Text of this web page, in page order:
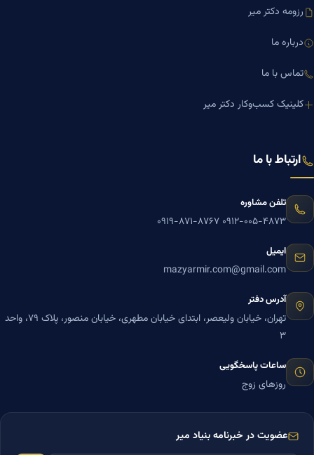
رزومه دکتر میر
درباره ما
تماس با ما
کلینیک کسب‌وکار دکتر میر
ارتباط با ما
تلفن مشاوره
۰۹۱۲-۰۰۵-۴۸۷۳ ۰۹۱۹-۸۷۱-۸۷۶۷
ایمیل
mazyarmir.com@gmail.com
آدرس دفتر
تهران، خیابان ولیعصر، ابتدای خیابان مطهری، خیابان منصور، پلاک ۷۹، واحد
۳
ساعات پاسخگویی
روزهای زوج
عضویت در خبرنامه بنیاد میر